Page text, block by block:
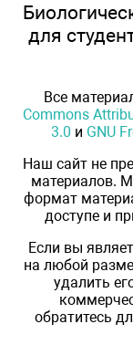
для
Все
Commons
3.0 и GNU
Наш сайт не
материалов.
формат
доступе и
Если вы
на любой
удалить
обратитесь